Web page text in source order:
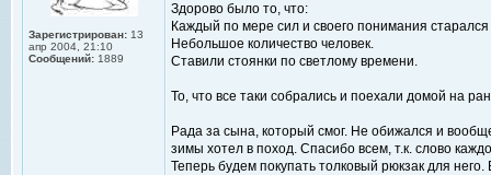
Зарегистрирован: 13
апр 2004, 21:10
Сообщений: 1889
Здорово было то, что:
Каждый по мере сил и своего понимания
Небольшое количество человек.
Ставили стоянки по светлому времени.
То, что все таки собрались и поехали домой на
Рада за сына, который смог. Не обижался и
зимы хотел в поход. Спасибо всем, т.к. слово
Теперь будем покупать толковый рюкзак для